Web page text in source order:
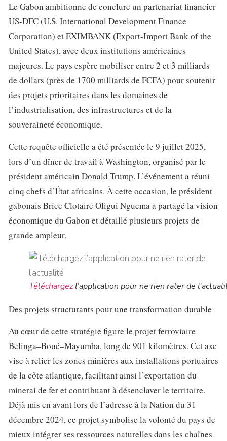
Le Gabon ambitionne de conclure un partenariat financier
US-DFC (U.S. International Development Finance
Corporation) et EXIMBANK (Export-Import Bank of the
United States), avec deux institutions américaines
majeures. Le pays espère mobiliser entre 2 et 3 milliards
de dollars (près de 1700 milliards de FCFA) pour soutenir
des projets prioritaires dans les domaines de
l’industrialisation, des infrastructures et de la
souveraineté économique.
Cette requête officielle a été présentée le 9 juillet 2025,
lors d’un dîner de travail à Washington, organisé par le
président américain Donald Trump. L’événement a réuni
cinq chefs d’État africains. À cette occasion, le président
gabonais Brice Clotaire Oligui Nguema a partagé la vision
économique du Gabon et détaillé plusieurs projets de
grande ampleur.
Téléchargezl’application pour ne rien rater de
Des projets structurants pour une transformation durable
Au cœur de cette stratégie figure le projet ferroviaire
Belinga–Boué–Mayumba, long de 901 kilomètres. Cet axe
vise à relier les zones minières aux installations portuaires
de la côte atlantique, facilitant ainsi l’exportation du
minerai de fer et contribuant à désenclaver le territoire.
Déjà mis en avant lors de l’adresse à la Nation du 31
décembre 2024, ce projet symbolise la volonté du pays de
mieux intégrer ses ressources naturelles dans les chaînes